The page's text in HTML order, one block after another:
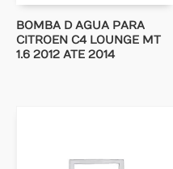
BOMBA D AGUA PARA
CITROEN C4 LOUNGE MT
1.6 2012 ATE 2014